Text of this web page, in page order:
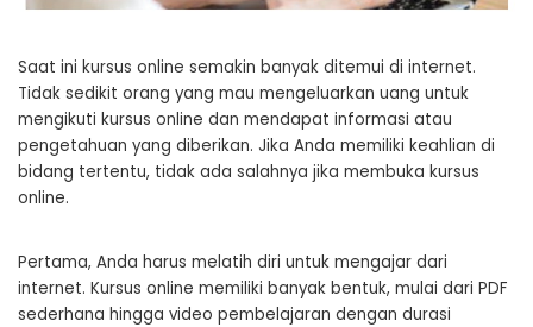
Saat ini kursus online semakin banyak ditemui di internet.
Tidak sedikit orang yang mau mengeluarkan uang untuk
mengikuti kursus online dan mendapat informasi atau
pengetahuan yang diberikan. Jika Anda memiliki keahlian di
bidang tertentu, tidak ada salahnya jika membuka kursus
online.
Pertama, Anda harus melatih diri untuk mengajar dari
internet. Kursus online memiliki banyak bentuk, mulai dari PDF
sederhana hingga video pembelajaran dengan durasi